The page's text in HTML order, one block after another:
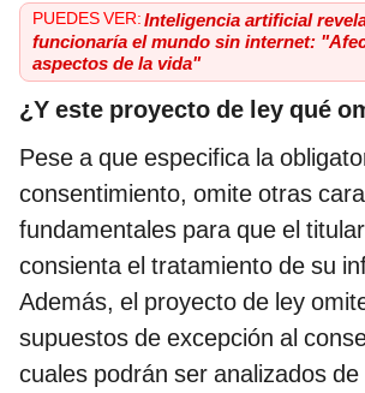
PUEDES VER:Inteligencia artificial
funcionaría el mundo sin internet:
aspectos de la vida"
¿Y este proyecto de ley qué
Pese a que especifica la
consentimiento, omite otras
fundamentales para que el
consienta el tratamiento de su
Además, el proyecto de ley
supuestos de excepción al
cuales podrán ser analizados